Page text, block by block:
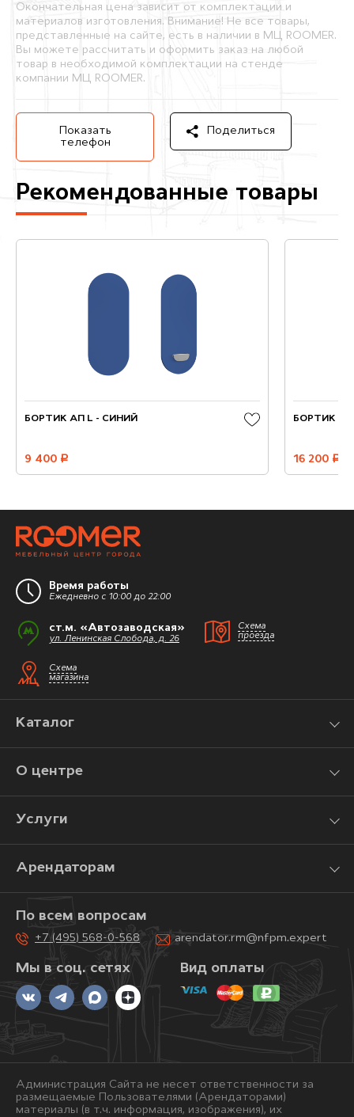
Окончательная цена зависит от комплектации и
материалов изготовления. Внимание! Не все товары,
представленные на сайте, есть в наличии в МЦ ROOMER.
Вы можете рассчитать и оформить заказ на любой
товар в необходимой комплектации на стенде
компании МЦ ROOMER.
Показать
телефон
Поделиться
Рекомендованные товары
БОРТИК АП L - СИНИЙ
9 400 руб.
БОРТИК
16 200 руб.
Время работы
Ежедневно с 10:00 до 22:00
ст.м. «Автозаводская»
ул. Ленинская Слобода, д. 26
Схема
проезда
Схема
магазина
Каталог
О центре
Услуги
Арендаторам
Мы в соц. сетях
По всем вопросам
+7 (495) 568-0-568 arendator.rm@nfpm.expert
Вид оплаты
Администрация Сайта не несет ответственности за
размещаемые Пользователями (Арендаторами)
материалы (в т.ч. информация, изображения), их